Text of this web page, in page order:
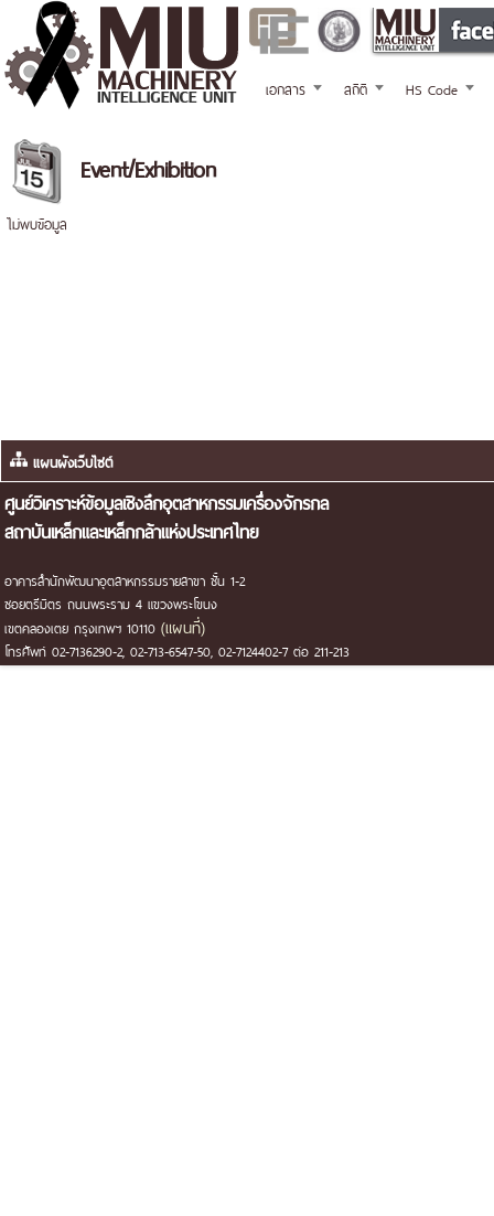
เอกสาร สถิติ HS Code
Event/Exhibition
ไม่พบข้อมูล
แผนผังเว็บไซต์
ศูนย์วิเคราะห์ข้อมูลเชิงลึกอุตสาหกรรมเครื่องจักรกล
สถาบันเหล็กและเหล็กกล้าแห่งประเทศไทย
อาคารสำนักพัฒนาอุตสาหกรรมรายสาขา ชั้น 1-2
ซอยตรีมิตร ถนนพระราม 4 แขวงพระโขนง
เขตคลองเตย กรุงเทพฯ 10110 (แผนที่)
โทรศัพท์ 02-7136290-2, 02-713-6547-50, 02-7124402-7 ต่อ 211-213